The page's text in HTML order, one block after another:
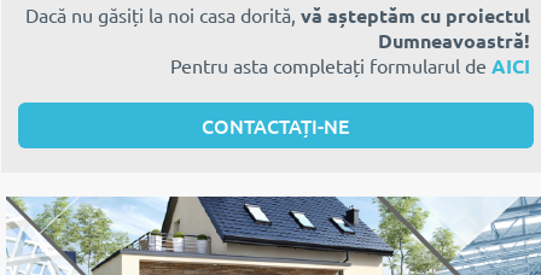
Dacă nu găsiți la noi casa dorită, vă așteptăm cu proiectul
Dumneavoastră!
Pentru asta completați formularul de AICI
CONTACTAȚI-NE